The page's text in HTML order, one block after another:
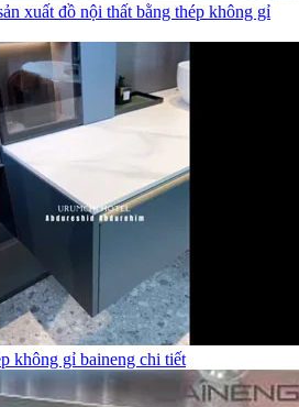
xuất đồ nội thất bằng thép không gỉ
không gỉ baineng chi tiết